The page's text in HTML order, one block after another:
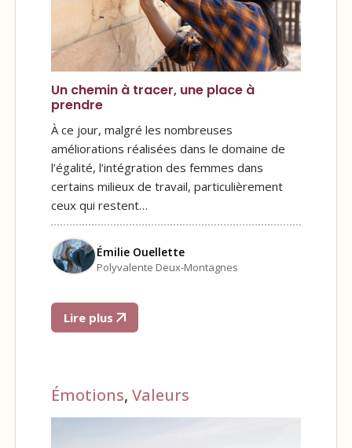
Un chemin à tracer, une place à
prendre
À ce jour, malgré les nombreuses
améliorations réalisées dans le domaine de
l’égalité, l’intégration des femmes dans
certains milieux de travail, particulièrement
ceux qui restent…
Émilie Ouellette
Polyvalente Deux-Montagnes
Lire plus
Émotions, Valeurs